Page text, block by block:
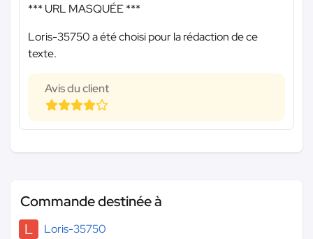
*** URL MASQUÉE ***
Loris-35750 a été choisi pour la rédaction de ce
texte.
Avis du client
Commande destinée à
L
Loris-35750